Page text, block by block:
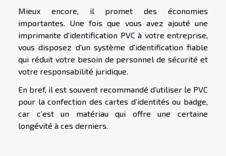
Mieux encore, il promet des économies
importantes. Une fois que vous avez ajouté une
imprimante d'identification PVC à votre entreprise,
vous disposez d'un système d'identification fiable
qui réduit votre besoin de personnel de sécurité et
votre responsabilité juridique.
En bref, il est souvent recommandé d’utiliser le PVC
pour la confection des cartes d’identités ou badge,
car c’est un matériau qui offre une certaine
longévité à ces derniers.